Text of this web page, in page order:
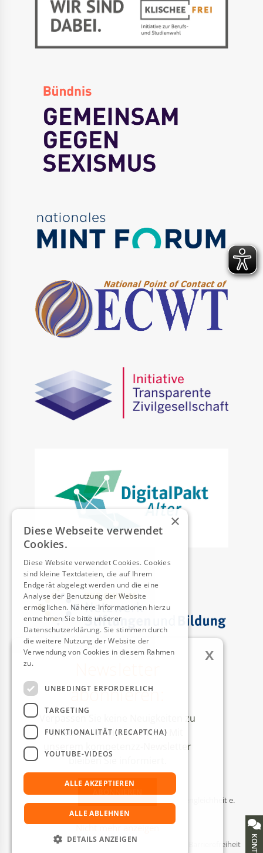
AUSZEICHNUNGEN
© Kompetenzzentrum Technik-Diversity-Chancengleichheit e.
Impressum Datenschutzerklärung Barrierefreiheit
abonnieren:
Verpassen Sie keine Neuigkeiten zu
unseren Aktivitäten mehr! Mit
unserem kompetenzz-Newsletter
bleiben Sie informiert.
Nicht mehr anzeigen
x
×
Diese Webseite verwendet
Cookies.
Diese Website verwendet Cookies. Cookies
sind kleine Textdateien, die auf Ihrem
Endgerät abgelegt werden und die eine
Analyse der Benutzung der Website
ermöglichen. Nähere Informationen hierzu
entnehmen Sie bitte unserer
Datenschutzerklärung. Sie stimmen durch
die weitere Nutzung der Website der
Verwendung von Cookies in diesem Rahmen
zu.
UNBEDINGT ERFORDERLICH
TARGETING
FUNKTIONALITÄT (RECAPTCHA)
YOUTUBE-VIDEOS
ALLE AKZEPTIEREN
ALLE ABLEHNEN
DETAILS ANZEIGEN